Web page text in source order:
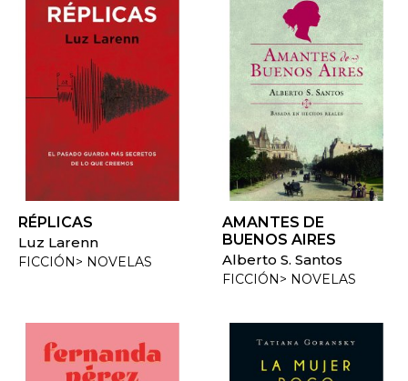
RÉPLICAS
Luz Larenn
FICCIÓN> NOVELAS
AMANTES DE
BUENOS AIRES
Alberto S. Santos
FICCIÓN> NOVELAS